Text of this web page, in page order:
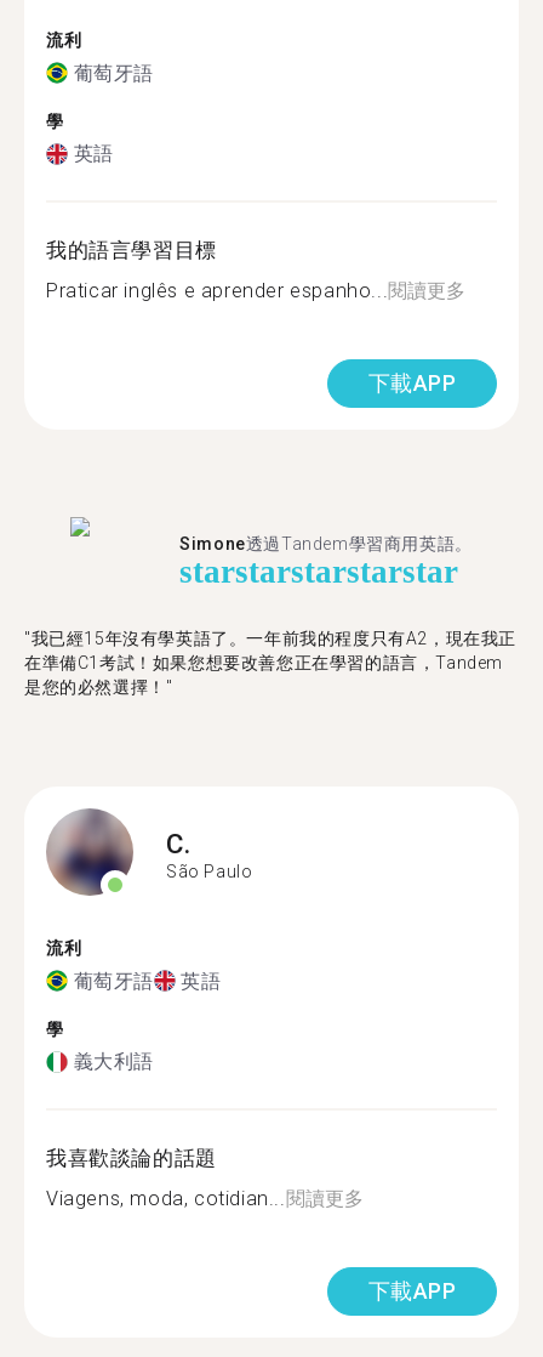
流利
葡萄牙語
學
英語
我的語言學習目標
Praticar inglês e aprender espanho...閱讀更多
下載APP
Simone透過Tandem學習商用英語。
starstarstarstarstar
"我已經15年沒有學英語了。一年前我的程度只有A2，現在我正
在準備C1考試！如果您想要改善您正在學習的語言，Tandem
是您的必然選擇！"
C.
São Paulo
流利
葡萄牙語 英語
學
義大利語
我喜歡談論的話題
Viagens, moda, cotidian...閱讀更多
下載APP